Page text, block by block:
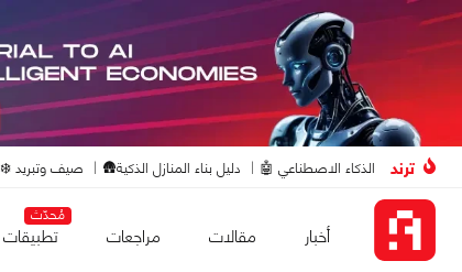
ترند الذكاء الاصطناعي 🤖 دليل بناء المنازل الذكية🛖 صيف وتبريد ❄️
أخبار مقالات مراجعات
مُحدّث
تطبيقات